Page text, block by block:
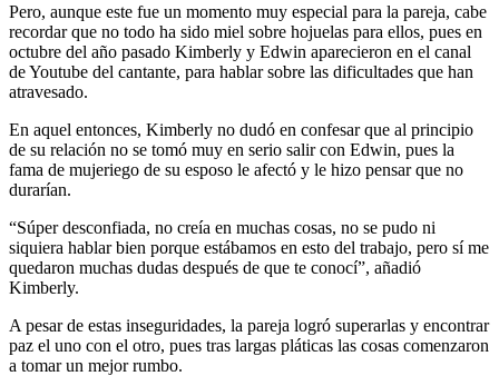
Pero, aunque este fue un momento muy especial para la pareja, cabe
recordar que no todo ha sido miel sobre hojuelas para ellos, pues en
octubre del año pasado Kimberly y Edwin aparecieron en el canal
de Youtube del cantante, para hablar sobre las dificultades que han
atravesado.
En aquel entonces, Kimberly no dudó en confesar que al principio
de su relación no se tomó muy en serio salir con Edwin, pues la
fama de mujeriego de su esposo le afectó y le hizo pensar que no
durarían.
“Súper desconfiada, no creía en muchas cosas, no se pudo ni
siquiera hablar bien porque estábamos en esto del trabajo, pero sí me
quedaron muchas dudas después de que te conocí”, añadió
Kimberly.
A pesar de estas inseguridades, la pareja logró superarlas y encontrar
paz el uno con el otro, pues tras largas pláticas las cosas comenzaron
a tomar un mejor rumbo.